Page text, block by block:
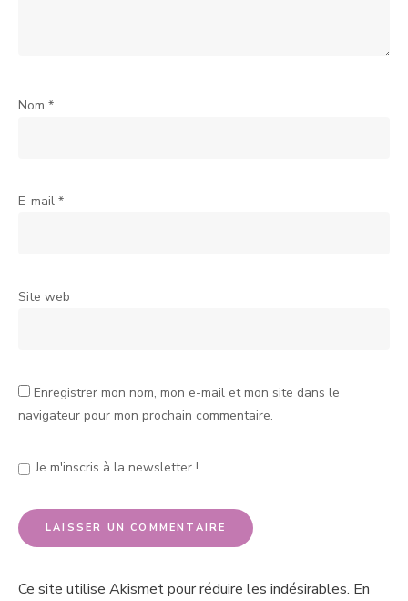
Nom *
E-mail *
Site web
Enregistrer mon nom, mon e-mail et mon site dans le
navigateur pour mon prochain commentaire.
Je m'inscris à la newsletter !
Ce site utilise Akismet pour réduire les indésirables. En